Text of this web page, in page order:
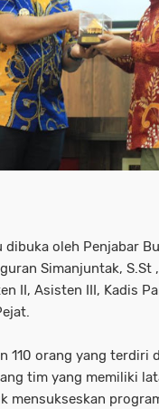
dibuka oleh Penjabar
Simanjuntak, S.St
II, Asisten III, Kadis
110 orang yang terdiri
tim yang memiliki
mensukseskan